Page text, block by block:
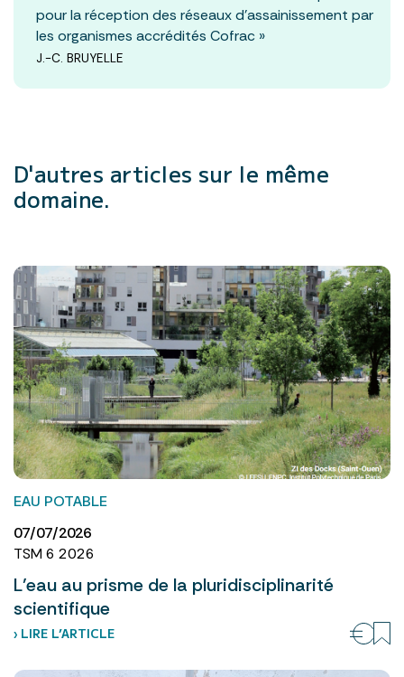
pour la réception des réseaux d’assainissement par
les organismes accrédités Cofrac »
J.-C. BRUYELLE
D'autres articles sur le même
domaine.
EAU POTABLE
07/07/2026
TSM 6 2026
L’eau au prisme de la pluridisciplinarité
scientifique
› LIRE L’ARTICLE